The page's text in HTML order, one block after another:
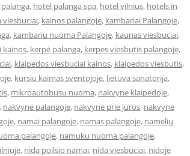
, hotel palanga spa, hotel vilnius, hotels in
viesbuciai, kainos palangoje, kambariai Palangoje,
, kambariu nuoma Palangoje, kaunas viesbuciai,
kainos, kerpė palanga, kerpes viesbutis palangoje,
, klaipedos viesbuciai kainos, klaipedos viesbutis,
, kursiu kaimas sventojoje, lietuva sanatorija,
, mikroautobusu nuoma, nakvyne klaipedoje,
, nakvyne palangoje, nakvyne prie juros, nakvyne
, namai palangoje, namas palangoje, namelių
palangoje, namuku nuoma palangoje,
, nida poilsio namai, nida viesbuciai, nidoje